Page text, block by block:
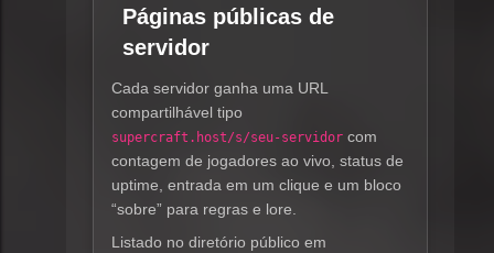
Páginas públicas de
servidor
Cada servidor ganha uma URL
compartilhável tipo
supercraft.host/s/seu-servidor com
contagem de jogadores ao vivo, status de
uptime, entrada em um clique e um bloco
“sobre” para regras e lore.
Listado no diretório público em